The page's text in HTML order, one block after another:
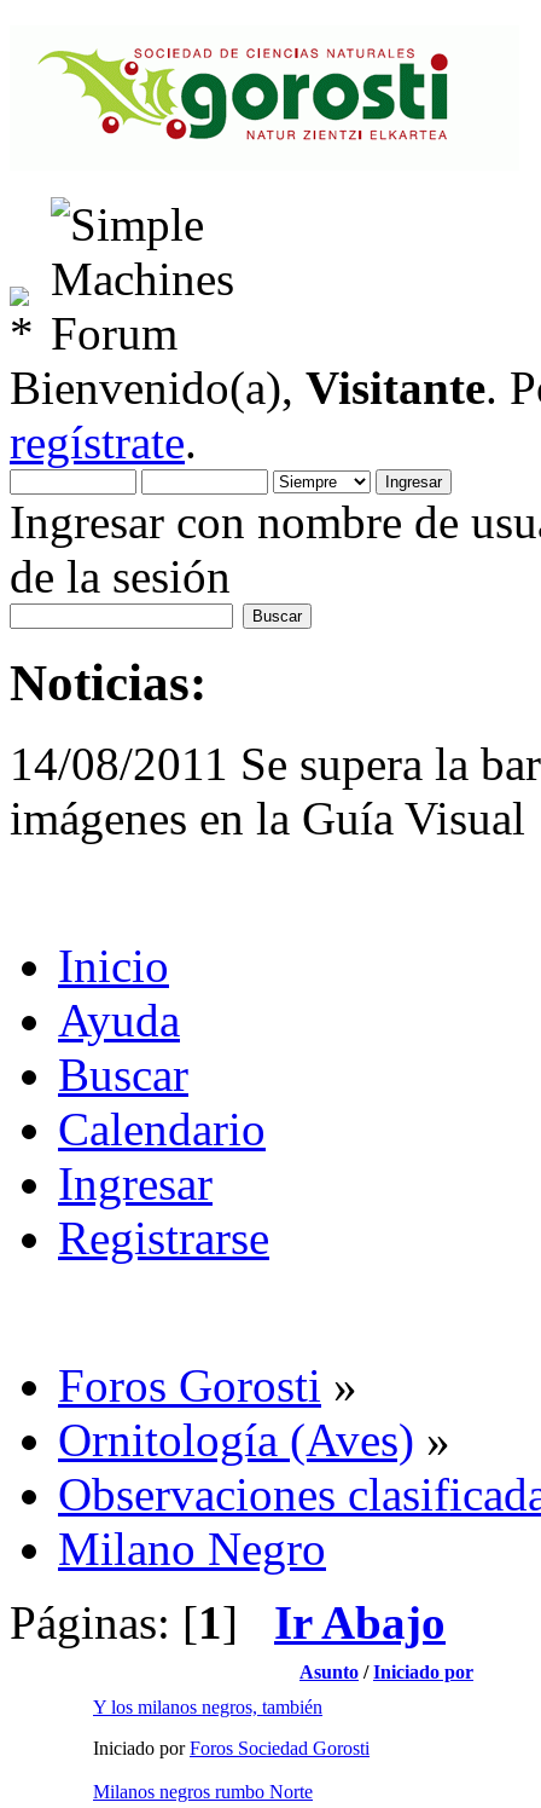
Bienvenido(a), Visitante.
regístrate.
Ingresar con nombre de
de la sesión
Noticias:
14/08/2011 Se supera la
imágenes en la Guía Visual
Inicio
Ayuda
Buscar
Calendario
Ingresar
Registrarse
Foros Gorosti »
Ornitología (Aves) »
Observaciones
Milano Negro
Páginas: [1] Ir Abajo
Asunto /Iniciado por
Y los milanos negros, también
Iniciado porForos Sociedad Gorosti
Milanos negros rumbo Norte